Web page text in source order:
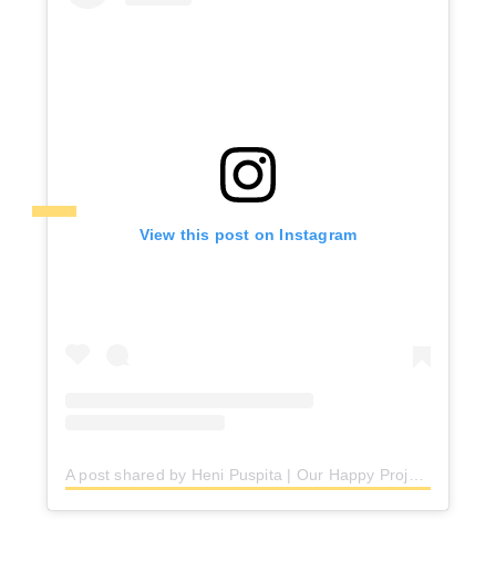
View this post on Instagram
A post shared by Heni Puspita | Our Happy Project (@ourhappyprojectblog)